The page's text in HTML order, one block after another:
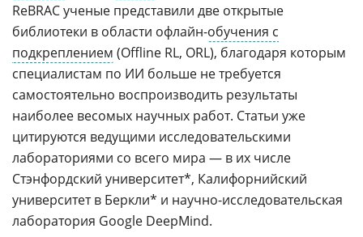
ReBRAC ученые представили две открытые
библиотеки в области офлайн-обучения с
подкреплением (Offline RL, ORL), благодаря которым
специалистам по ИИ больше не требуется
самостоятельно воспроизводить результаты
наиболее весомых научных работ. Статьи уже
цитируются ведущими исследовательскими
лабораториями со всего мира — в их числе
Стэнфордский университет*, Калифорнийский
университет в Беркли* и научно-исследовательская
лаборатория Google DeepMind.